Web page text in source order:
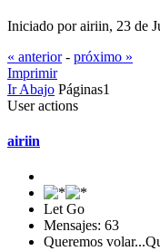
Iniciado por airiin, 23 de
« anterior- próximo »
Imprimir
Ir Abajo Páginas1
User actions
airiin
Let Go
Mensajes: 63
Queremos